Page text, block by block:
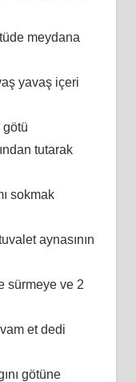
meydana
yavaş içeri
götü
tutarak
sokmak
aynasının
sürmeye ve 2
et dedi
götüne